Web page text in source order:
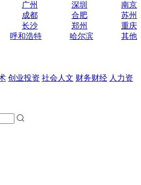
广州 深圳
南京
成都 合肥
苏州
长沙 郑州
重庆
呼和浩特 哈尔滨
其他
创业投资 社会人文 财务财经 人力资